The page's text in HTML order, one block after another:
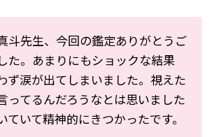
斗先生、今回の鑑定ありがとうご
た。あまりにもショックな結果
ず涙が出てしまいました。視えた
ってるんだろうなとは思いました
ていて精神的にきつかったです。